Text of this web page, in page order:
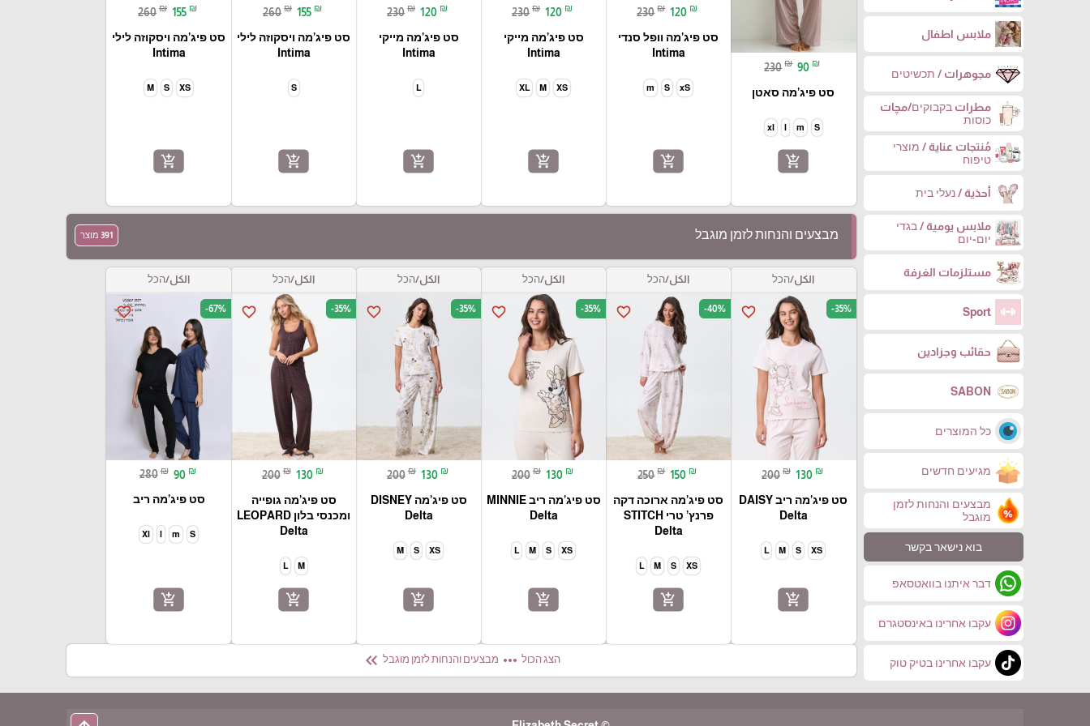
ملابس اطفال
مجوهرات / תכשיטים
مطرات בקבוקים/مچات
כוסות
مُنتجات عناية / מוצרי
טיפוח
أحذية / נעלי בית
ملابس يومية / בגדי
יום-יום
مستلزمات الغرفة
Sport
حقائب وجزادين
SABON
כל המוצרים
מגיעים חדשים
מבצעים והנחות לזמן
מוגבל
בוא נישאר בקשר
דבר איתנו בוואטסאפ
עקבו אחרינו באינסטגרם
עקבו אחרינו בטיק טוק
230 ₪ 90 ₪
סט פיג’מה סאטן
S
m
l
xl
add_shopping_cart
230 ₪ 120 ₪
סט פיג’מה וופל סנדי
Intima
xS
S
m
add_shopping_cart
230 ₪ 120 ₪
סט פיג’מה מייקי
Intima
XS
M
XL
add_shopping_cart
230 ₪ 120 ₪
סט פיג’מה מייקי
Intima
L
add_shopping_cart
260 ₪ 155 ₪
סט פיג’מה ויסקוזה לילי
Intima
S
add_shopping_cart
260 ₪ 155 ₪
סט פיג’מה ויסקוזה לילי
Intima
XS
S
M
add_shopping_cart
מבצעים והנחות לזמן מוגבל 391 מוצר
الكل/הכל
favorite_border -35%
200 ₪ 130 ₪
סט פיג’מה ריב DAISY
Delta
XS
S
M
L
add_shopping_cart
الكل/הכל
favorite_border -40%
250 ₪ 150 ₪
סט פיג’מה ארוכה דקה
פרנץ’ טרי STITCH
Delta
XS
S
M
L
add_shopping_cart
الكل/הכל
favorite_border -35%
200 ₪ 130 ₪
סט פיג’מה ריב MINNIE
Delta
XS
S
M
L
add_shopping_cart
الكل/הכל
favorite_border -35%
200 ₪ 130 ₪
סט פיג’מה DISNEY
Delta
XS
S
M
add_shopping_cart
الكل/הכל
favorite_border -35%
200 ₪ 130 ₪
סט פיג’מה גופייה
ומכנסי בלון LEOPARD
Delta
M
L
add_shopping_cart
الكل/הכל
favorite_border -67%
280 ₪ 90 ₪
סט פיג’מה ריב
S
m
Xl
add_shopping_cart
הצג הכול more_horiz מבצעים והנחות לזמן מוגבל keyboard_double_arrow_left